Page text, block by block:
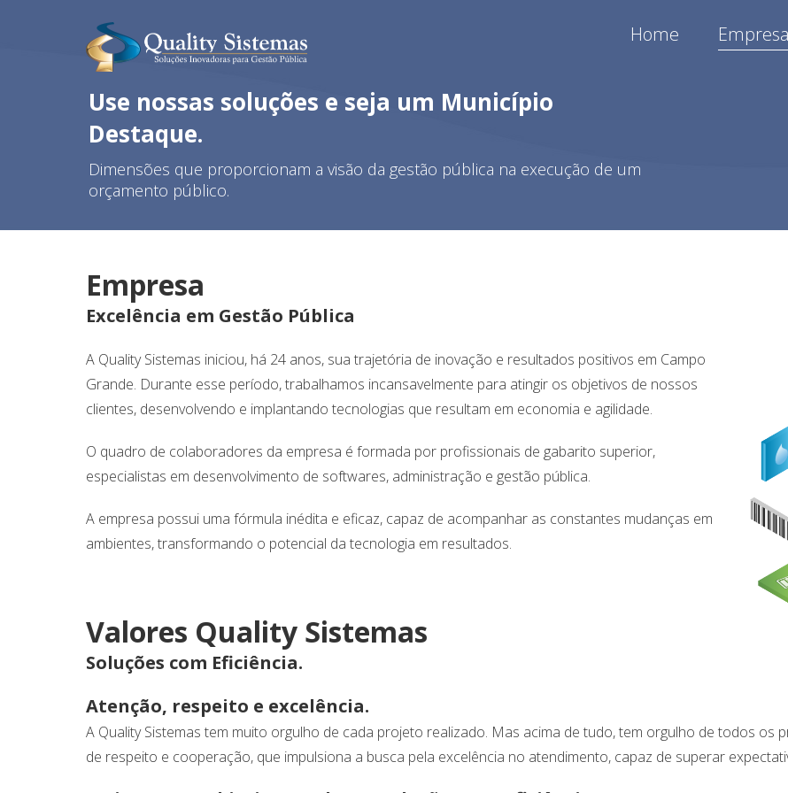
Home Empresa
Use nossas soluções e seja um Município
Destaque.
Dimensões que proporcionam a visão da gestão pública na execução de um
orçamento público.
Empresa
Excelência em Gestão Pública
A Quality Sistemas iniciou, há 24 anos, sua trajetória de inovação e resultados positivos em Campo
Grande. Durante esse período, trabalhamos incansavelmente para atingir os objetivos de nossos
clientes, desenvolvendo e implantando tecnologias que resultam em economia e agilidade.
O quadro de colaboradores da empresa é formada por profissionais de gabarito superior,
especialistas em desenvolvimento de softwares, administração e gestão pública.
A empresa possui uma fórmula inédita e eficaz, capaz de acompanhar as constantes mudanças em
ambientes, transformando o potencial da tecnologia em resultados.
Valores Quality Sistemas
Soluções com Eficiência.
Atenção, respeito e excelência.
A Quality Sistemas tem muito orgulho de cada projeto realizado. Mas acima de tudo, tem orgulho de todos os
de respeito e cooperação, que impulsiona a busca pela excelência no atendimento, capaz de superar